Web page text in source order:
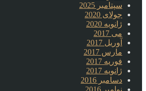
سپتامبر 2025
جولای 2020
ژانویه 2020
می 2017
آوریل 2017
مارس 2017
فوریه 2017
ژانویه 2017
دسامبر 2016